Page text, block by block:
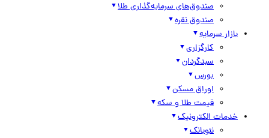
صندوق‌های سرمایه‌گذاری طلا
صندوق نقره
بازار سرمایه
کارگزاری
سبدگردان
بورس
اوراق مسکن
قیمت طلا و سکه
خدمات الکترونیک
نئوبانک